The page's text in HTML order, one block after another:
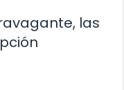
las